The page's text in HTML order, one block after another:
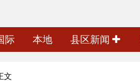
际 本地 县区新闻
文